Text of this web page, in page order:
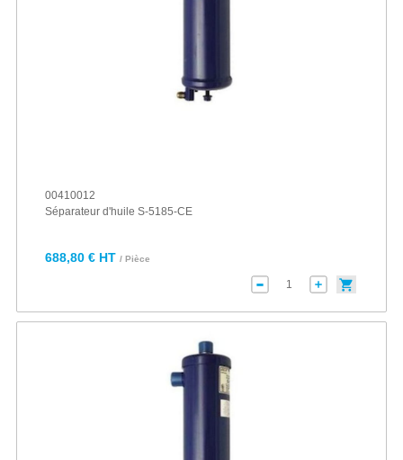
00410012
Séparateur d'huile S-5185-CE
688,80 € HT / Pièce